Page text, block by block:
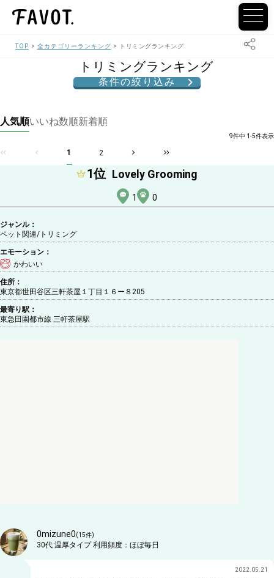
TOP 全カテゴリーランキング トリミングランキング
トリミングランキング
条件の絞り込み
人気順いいね数順新着順
9件中 1-5件表示
1 2
1位 Lovely Grooming
1 0
ジャンル：
ペット関連/トリミング
エモーション：
かわいい
住所：
東京都世田谷区三軒茶屋１丁目１６ー８205
最寄り駅：
東急田園都市線 三軒茶屋駅
0mizune0(15件)
30代 温厚タイプ利用頻度： ほぼ毎日
2022.05.21